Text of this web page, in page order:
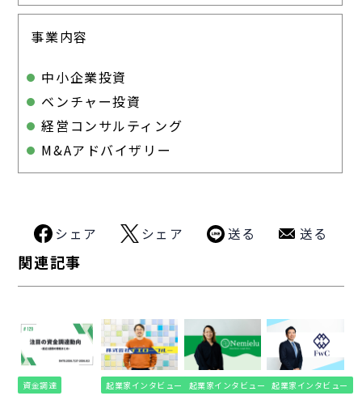
事業内容
中小企業投資
ベンチャー投資
経営コンサルティング
M&Aアドバイザリー
シェア シェア 送る 送る
関連記事
資金調達 起業家インタビュー 起業家インタビュー 起業家インタビュー